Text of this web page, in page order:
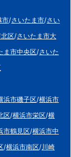
市/さいたま市/さい
区/さいたま市大
ま市中央区/さいた
浜市磯子区/横浜市
区/横浜市栄区/横
市鶴見区/横浜市中
/横浜市南区/川崎